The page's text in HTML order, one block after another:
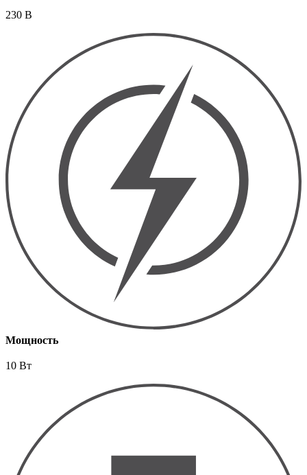
230 В
Мощность
10 Вт